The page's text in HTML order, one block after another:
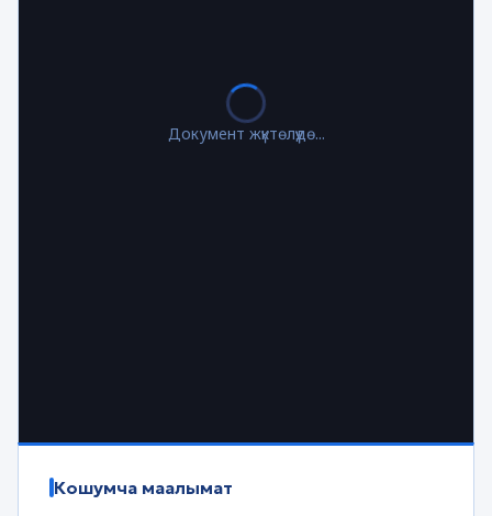
Документ жүктөлүүдө...
Кошумча маалымат